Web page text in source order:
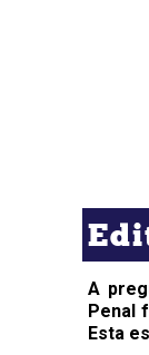
A
Penal
Esta